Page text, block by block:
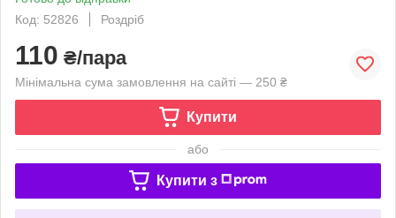
Код: 52826
Роздріб
110 ₴/пара
Мінімальна сума замовлення на сайті — 250 ₴
Купити
або
Купити з